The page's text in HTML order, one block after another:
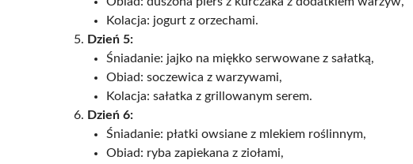
Kolacja: jogurt z orzechami.
Dzień 5:
Śniadanie: jajko na miękko serwowane z sałatką,
Obiad: soczewica z warzywami,
Kolacja: sałatka z grillowanym serem.
Dzień 6:
Śniadanie: płatki owsiane z mlekiem roślinnym,
Obiad: ryba zapiekana z ziołami,